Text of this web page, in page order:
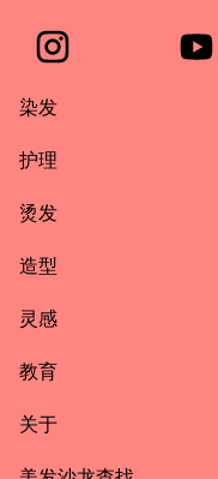
染发
护理
烫发
造型
灵感
教育
关于